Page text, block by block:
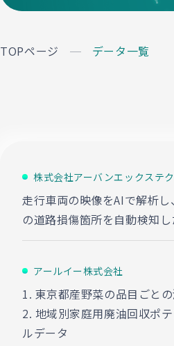
TOPページ データ一覧
株式会社アーバンエックステ
走行車両の映像をAIで解析
の道路損傷箇所を自動検知
アールイー株式会社
1. 東京都産野菜の品目ごと
2. 地域別家庭用廃油回収ポ
ルデータ